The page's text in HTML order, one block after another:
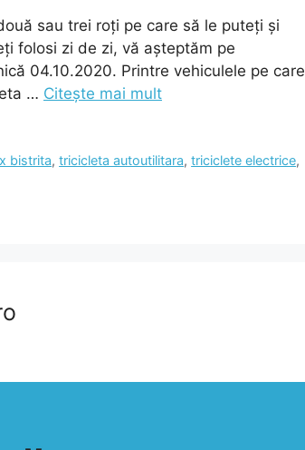
sau trei roți pe care să le puteți și
folosi zi de zi, vă așteptăm pe
04.10.2020. Printre vehiculele pe care
… Citește mai mult
bistrita,tricicleta autoutilitara,triciclete electrice,